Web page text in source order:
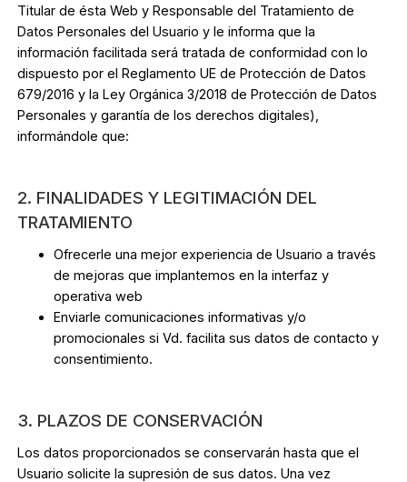
Titular de ésta Web y Responsable del Tratamiento de
Datos Personales del Usuario y le informa que la
información facilitada será tratada de conformidad con lo
dispuesto por el Reglamento UE de Protección de Datos
679/2016 y la Ley Orgánica 3/2018 de Protección de Datos
Personales y garantía de los derechos digitales),
informándole que:
2. FINALIDADES Y LEGITIMACIÓN DEL
TRATAMIENTO
Ofrecerle una mejor experiencia de Usuario a través
de mejoras que implantemos en la interfaz y
operativa web
Enviarle comunicaciones informativas y/o
promocionales si Vd. facilita sus datos de contacto y
consentimiento.
3. PLAZOS DE CONSERVACIÓN
Los datos proporcionados se conservarán hasta que el
Usuario solicite la supresión de sus datos. Una vez